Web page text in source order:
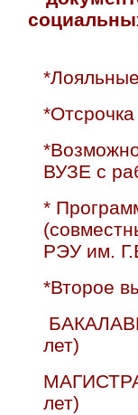
ВУЗЕ с
*
РЭУ им.
*Второе
лет)
лет)